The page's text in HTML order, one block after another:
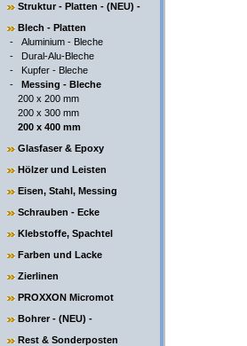
Struktur - Platten - (NEU) -
Blech - Platten
- Aluminium - Bleche
- Dural-Alu-Bleche
- Kupfer - Bleche
- Messing - Bleche
200 x 200 mm
200 x 300 mm
200 x 400 mm
Glasfaser & Epoxy
Hölzer und Leisten
Eisen, Stahl, Messing
Schrauben - Ecke
Klebstoffe, Spachtel
Farben und Lacke
Zierlinen
PROXXON Micromot
Bohrer - (NEU) -
Rest & Sonderposten